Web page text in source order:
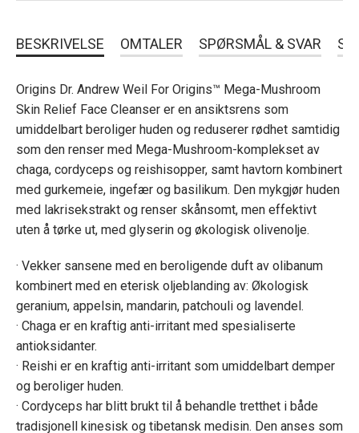
BESKRIVELSE OMTALER SPØRSMÅL & SVAR
Origins Dr. Andrew Weil For Origins™ Mega-Mushroom
Skin Relief Face Cleanser er en ansiktsrens som
umiddelbart beroliger huden og reduserer rødhet samtidig
som den renser med Mega-Mushroom-komplekset av
chaga, cordyceps og reishisopper, samt havtorn kombinert
med gurkemeie, ingefær og basilikum. Den mykgjør huden
med lakrisekstrakt og renser skånsomt, men effektivt
uten å tørke ut, med glyserin og økologisk olivenolje.
· Vekker sansene med en beroligende duft av olibanum
kombinert med en eterisk oljeblanding av: Økologisk
geranium, appelsin, mandarin, patchouli og lavendel.
· Chaga er en kraftig anti-irritant med spesialiserte
antioksidanter.
· Reishi er en kraftig anti-irritant som umiddelbart demper
og beroliger huden.
· Cordyceps har blitt brukt til å behandle tretthet i både
tradisjonell kinesisk og tibetansk medisin. Den anses som